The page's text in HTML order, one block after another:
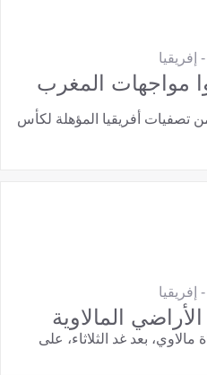
مواجهات المغرب
تصفيات أفريقيا المؤهلة لكأس
المالاوية
بعد غد الثلاثاء، على